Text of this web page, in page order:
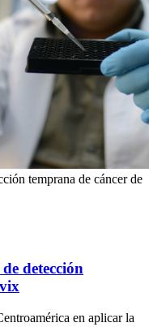
temprana de cáncer de
detección
en aplicar la